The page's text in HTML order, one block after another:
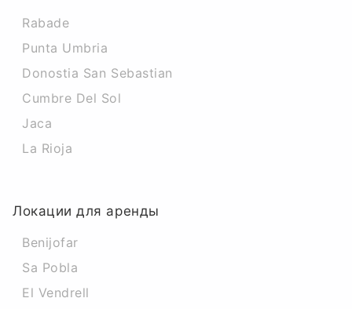
Rabade
Punta Umbria
Donostia San Sebastian
Cumbre Del Sol
Jaca
La Rioja
Локации для аренды
Benijofar
Sa Pobla
El Vendrell